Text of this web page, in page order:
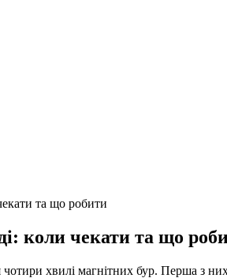
та що робити
коли чекати та що
чотири хвилі магнітних бур. Перша з